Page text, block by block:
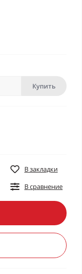
Купить
В закладки
В сравнение